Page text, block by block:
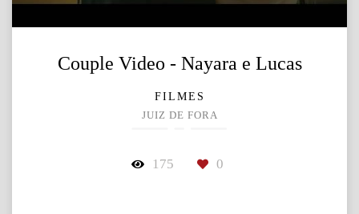
Couple Video - Nayara e Lucas
FILMES
JUIZ DE FORA
175 0